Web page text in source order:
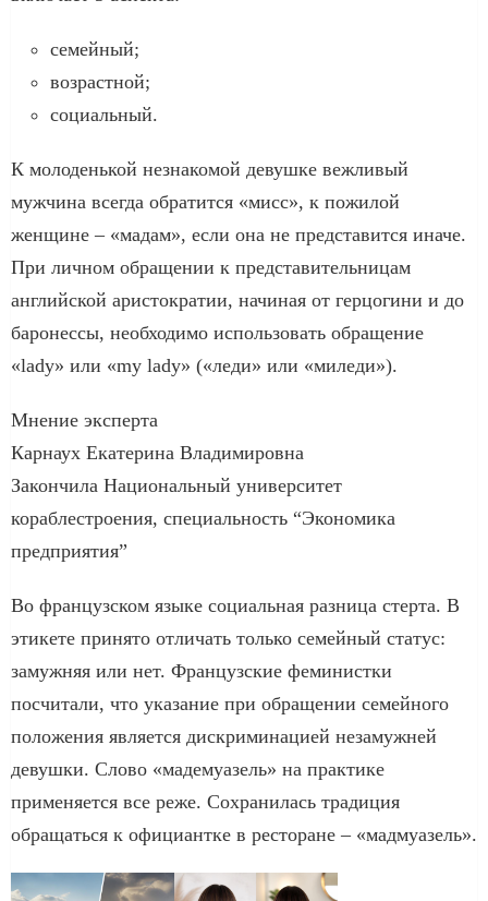
семейный;
возрастной;
социальный.
К молоденькой незнакомой девушке вежливый
мужчина всегда обратится «мисс», к пожилой
женщине – «мадам», если она не представится иначе.
При личном обращении к представительницам
английской аристократии, начиная от герцогини и до
баронессы, необходимо использовать обращение
«lady» или «my lady» («леди» или «миледи»).
Мнение эксперта
Карнаух Екатерина Владимировна
Закончила Национальный университет
кораблестроения, специальность “Экономика
предприятия”
Во французском языке социальная разница стерта. В
этикете принято отличать только семейный статус:
замужняя или нет. Французские феминистки
посчитали, что указание при обращении семейного
положения является дискриминацией незамужней
девушки. Слово «мадемуазель» на практике
применяется все реже. Сохранилась традиция
обращаться к официантке в ресторане – «мадмуазель».